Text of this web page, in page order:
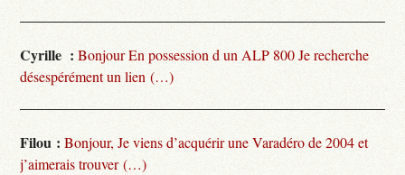
Cyrille : Bonjour En possession d un ALP 800 Je recherche
désespérément un lien (…)
Filou : Bonjour, Je viens d’acquérir une Varadéro de 2004 et
j’aimerais trouver (…)